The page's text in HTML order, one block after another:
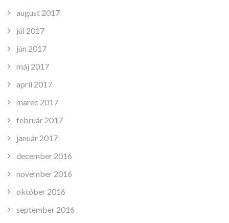
august 2017
júl 2017
jún 2017
máj 2017
apríl 2017
marec 2017
február 2017
január 2017
december 2016
november 2016
október 2016
september 2016